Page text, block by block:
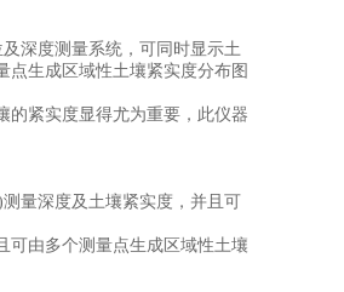
深度测量系统，可同时显示土
生成区域性土壤紧实度分布图
紧实度显得尤为重要，此仪器
量深度及土壤紧实度，并且可
由多个测量点生成区域性土壤